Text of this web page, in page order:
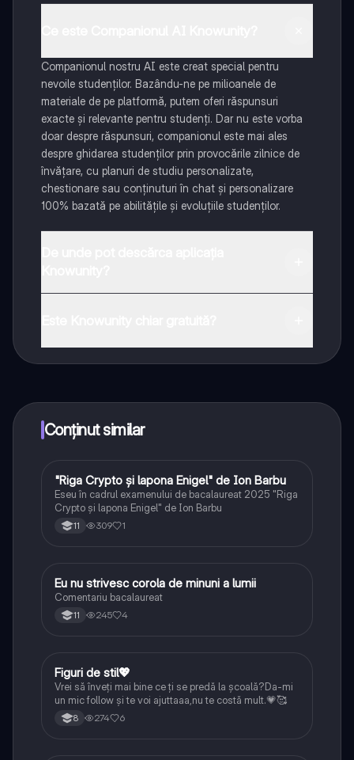
Companionul nostru AI este creat special pentru
nevoile studenților. Bazându-ne pe milioanele de
materiale de pe platformă, putem oferi răspunsuri
exacte și relevante pentru studenți. Dar nu este vorba
doar despre răspunsuri, companionul este mai ales
despre ghidarea studenților prin provocările zilnice de
învățare, cu planuri de studiu personalizate,
chestionare sau conținuturi în chat și personalizare
100% bazată pe abilitățile și evoluțiile studenților.
Conținut similar
Limba și literatura română
"Riga Crypto și lapona Enigel" de Ion Barbu
Eseu în cadrul examenului de bacalaureat 2025 "Riga
Crypto și lapona Enigel" de Ion Barbu
11 309 1
Limba și literatura română
Eu nu strivesc corola de minuni a lumii
Comentariu bacalaureat
11 245 4
Limba și literatura română
Figuri de stil💖
Vrei să înveți mai bine ce ți se predă la școală?Da-mi
un mic follow și te voi ajuttaaa,nu te costă mult.💗🥰
8 274 6